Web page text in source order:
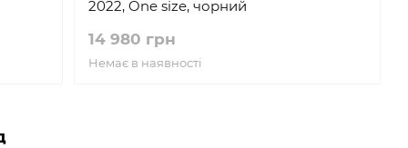
2022, One size, чорний
14 980 грн
Немає в наявності